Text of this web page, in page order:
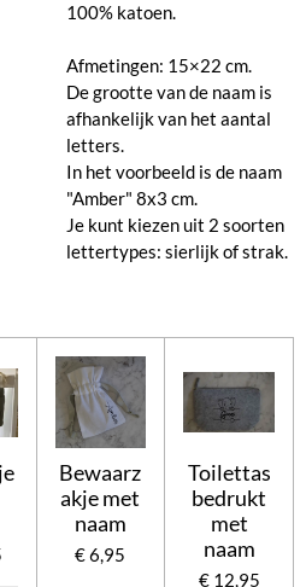
100% katoen.
Afmetingen: 15×22 cm.
De grootte van de naam is
afhankelijk van het aantal
letters.
In het voorbeeld is de naam
"Amber" 8x3 cm.
Je kunt kiezen uit 2 soorten
lettertypes: sierlijk of strak.
Bewaarz
akje met
naam
€ 6,95
Toilettas
bedrukt
met
naam
€ 12,95